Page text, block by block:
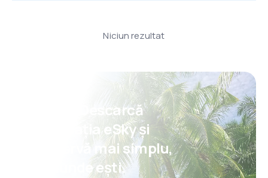
Niciun rezultat
Psst! Descarcă
aplicația eSky și
rezervă mai simplu,
oriunde ești.